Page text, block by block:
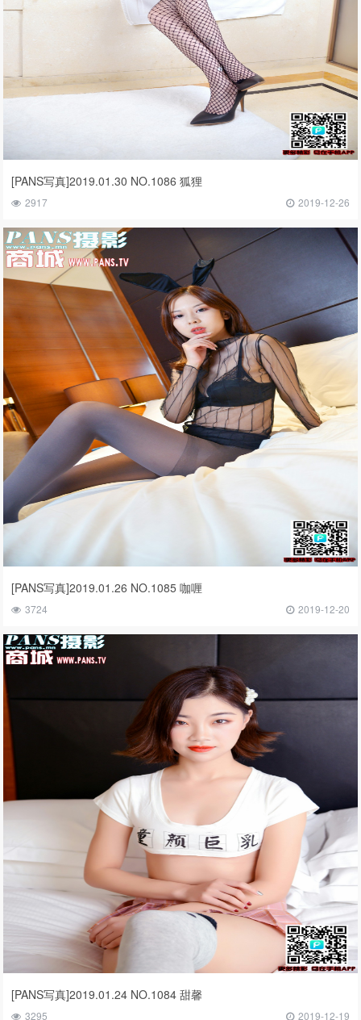
[PANS写真]2019.01.30 NO.1086 狐狸
2917 2019-12-26
[PANS写真]2019.01.26 NO.1085 咖喱
3724 2019-12-20
[PANS写真]2019.01.24 NO.1084 甜馨
3295 2019-12-19